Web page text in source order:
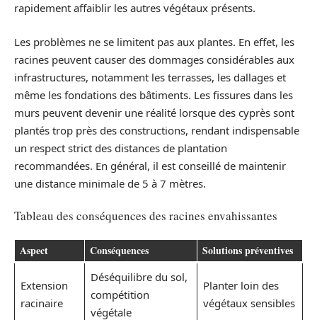
rapidement affaiblir les autres végétaux présents.
Les problèmes ne se limitent pas aux plantes. En effet, les
racines peuvent causer des dommages considérables aux
infrastructures, notamment les terrasses, les dallages et
même les fondations des bâtiments. Les fissures dans les
murs peuvent devenir une réalité lorsque des cyprès sont
plantés trop près des constructions, rendant indispensable
un respect strict des distances de plantation
recommandées. En général, il est conseillé de maintenir
une distance minimale de 5 à 7 mètres.
Tableau des conséquences des racines envahissantes
Aspect Conséquences Solutions préventives
Extension
racinaire
Déséquilibre du sol,
compétition
végétale
Planter loin des
végétaux sensibles